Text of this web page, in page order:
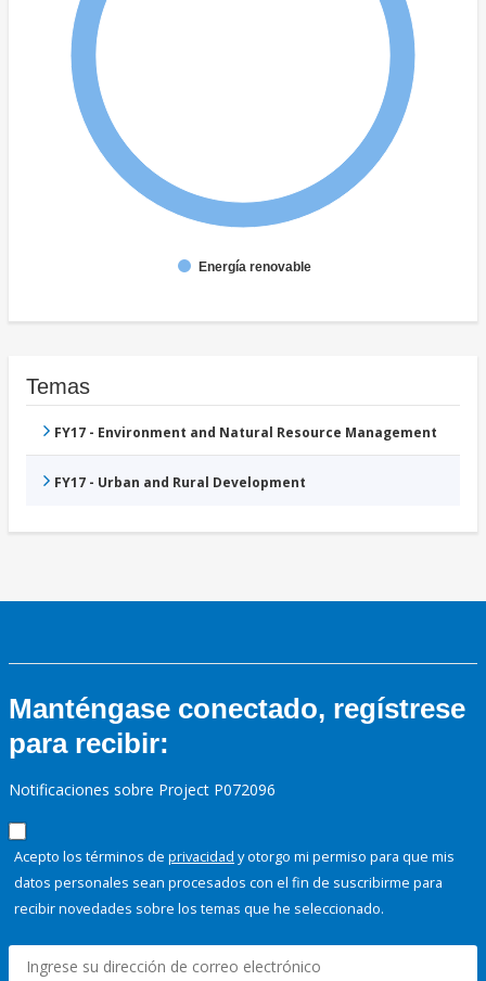
Energía renovable
Temas
FY17 - Environment and Natural Resource Management
FY17 - Urban and Rural Development
Manténgase conectado, regístrese
para recibir:
Notificaciones sobre Project P072096
Acepto los términos de privacidad y otorgo mi permiso para que mis
datos personales sean procesados con el fin de suscribirme para
recibir novedades sobre los temas que he seleccionado.